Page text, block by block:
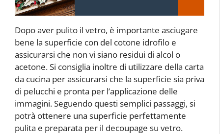
Dopo aver pulito il vetro, è importante asciugare
bene la superficie con del cotone idrofilo e
assicurarsi che non vi siano residui di alcol o
acetone. Si consiglia inoltre di utilizzare della carta
da cucina per assicurarsi che la superficie sia priva
di pelucchi e pronta per l’applicazione delle
immagini. Seguendo questi semplici passaggi, si
potrà ottenere una superficie perfettamente
pulita e preparata per il decoupage su vetro.